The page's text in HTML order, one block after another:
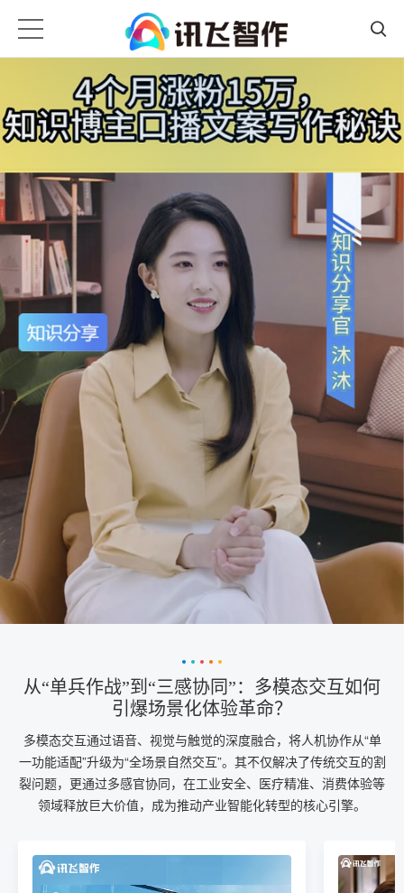
从“单兵作战”到“三感协同”：多模态交互如何
引爆场景化体验革命？
多模态交互通过语音、视觉与触觉的深度融合，将人机协作从“单
一功能适配”升级为“全场景自然交互”。其不仅解决了传统交互的割
裂问题，更通过多感官协同，在工业安全、医疗精准、消费体验等
领域释放巨大价值，成为推动产业智能化转型的核心引擎。